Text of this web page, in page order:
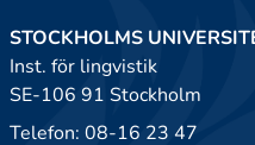
STOCKHOLMS
Inst. för lingvistik
SE-106 91 Stockholm
Telefon: 08-16 23 47